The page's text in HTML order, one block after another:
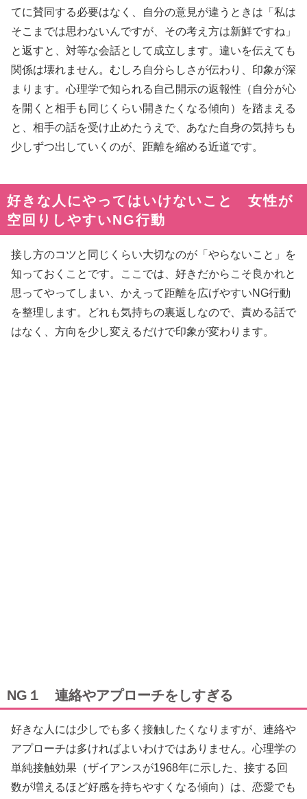
てに賛同する必要はなく、自分の意見が違うときは「私は
そこまでは思わないんですが、その考え方は新鮮ですね」
と返すと、対等な会話として成立します。違いを伝えても
関係は壊れません。むしろ自分らしさが伝わり、印象が深
まります。心理学で知られる自己開示の返報性（自分が心
を開くと相手も同じくらい開きたくなる傾向）を踏まえる
と、相手の話を受け止めたうえで、あなた自身の気持ちも
少しずつ出していくのが、距離を縮める近道です。
好きな人にやってはいけないこと 女性が
空回りしやすいNG行動
接し方のコツと同じくらい大切なのが「やらないこと」を
知っておくことです。ここでは、好きだからこそ良かれと
思ってやってしまい、かえって距離を広げやすいNG行動
を整理します。どれも気持ちの裏返しなので、責める話で
はなく、方向を少し変えるだけで印象が変わります。
NG１ 連絡やアプローチをしすぎる
好きな人には少しでも多く接触したくなりますが、連絡や
アプローチは多ければよいわけではありません。心理学の
単純接触効果（ザイアンスが1968年に示した、接する回
数が増えるほど好感を持ちやすくなる傾向）は、恋愛でも